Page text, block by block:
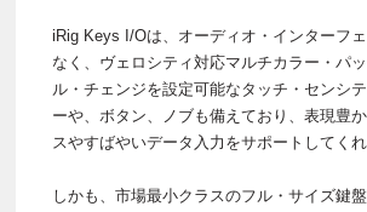
iRig Keys I/Oは、オーディオ・インターフ
なく、ヴェロシティ対応マルチカラー・パ
ル・チェンジを設定可能なタッチ・センシ
ーや、ボタン、ノブも備えており、表現豊
スやすばやいデータ入力をサポートしてくれ
しかも、市場最小クラスのフル・サイズ鍵